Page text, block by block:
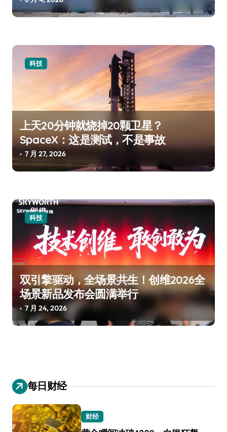
科技
上天20分钟就烧掉20颗卫星？
SpaceX：这是测试，不是事故
7 月 27, 2026
科技
双引擎驱动，全场景共生！创维2026全
场景新品发布会圆满举行
7 月 24, 2026
每日财经
财经